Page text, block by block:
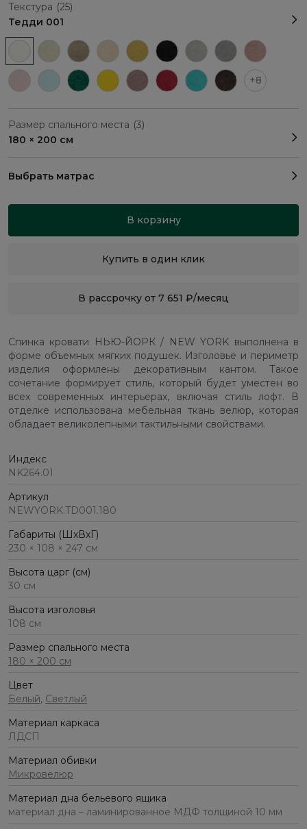
Текстура (25)
Тедди 001
+8
Размер спального места (3)
180 × 200 см
Выбрать матрас
В корзину
Купить в один клик
В рассрочку от 7 651 ₽/месяц
Спинка кровати НЬЮ-ЙОРК / NEW YORK выполнена в
форме объемных мягких подушек. Изголовье и периметр
изделия оформлены декоративным кантом. Такое
сочетание формирует стиль, который будет уместен во
всех современных интерьерах, включая стиль лофт. В
отделке использована мебельная ткань велюр, которая
обладает великолепными тактильными свойствами.
Индекс
NK264.01
Артикул
NEWYORK.TD001.180
Габариты (ШхВхГ)
230 × 108 × 247 см
Высота царг (см)
30 см
Высота изголовья
108 см
Размер спального места
180 × 200 см
Цвет
Белый, Светлый
Материал каркаса
ЛДСП
Материал обивки
Микровелюр
Материал дна бельевого ящика
материал дна – ламинированное МДФ толщиной 10 мм